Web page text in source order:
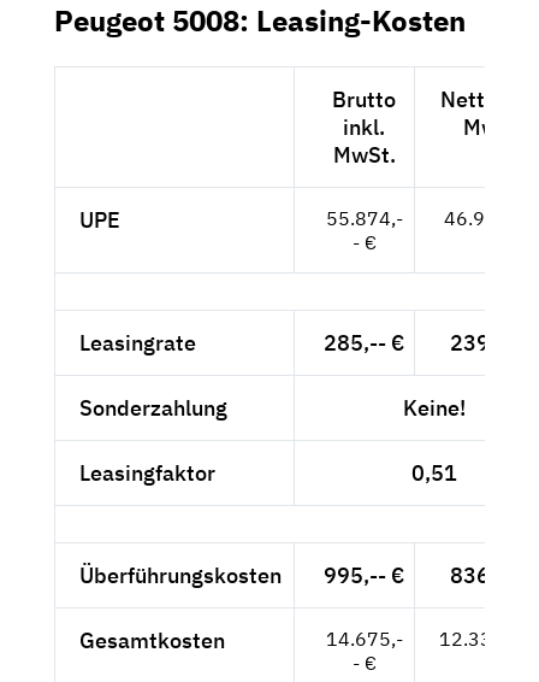
Peugeot 5008: Leasing-Kosten
Brutto
inkl.
MwSt.
Netto
MwSt.
UPE
55.874,-
- €
46.953,--
Leasingrate 285,-- € 239,50 €
Sonderzahlung Keine!
Leasingfaktor 0,51
Überführungskosten 995,-- € 836,13 €
Gesamtkosten
14.675,-
- €
12.331,93